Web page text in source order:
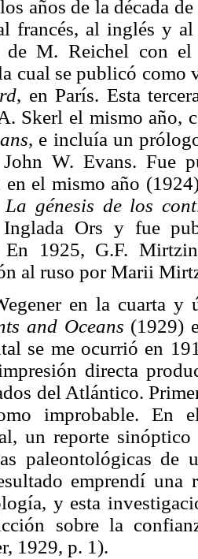
años de la década
francés, al inglés y
de M. Reichel con
cual se publicó como
, en París. Esta
Skerl el mismo año,
, e incluía un
John W. Evans. Fue
en el mismo año
La génesis de los
Ors y fue
En 1925, G.F.
al ruso por Marii
en la cuarta
and Oceans (1929)
se me ocurrió en
directa
del Atlántico.
improbable. En
un reporte
paleontológicas
emprendí
y esta
sobre la
1929, p. 1).